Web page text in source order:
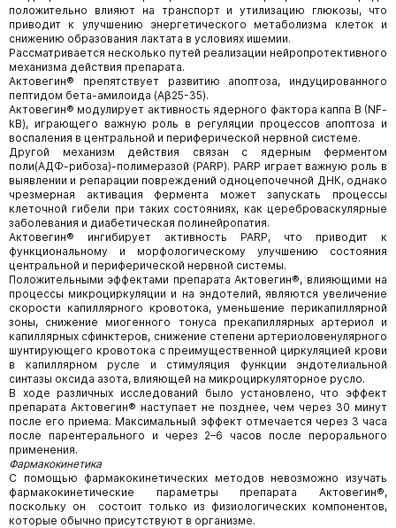
положительно влияют на транспорт и утилизацию глюкозы, что
приводит к улучшению энергетического метаболизма клеток и
снижению образования лактата в условиях ишемии.
Рассматривается несколько путей реализации нейропротективного
механизма действия препарата.
Актовегин® препятствует развитию апоптоза, индуцированного
пептидом бета-амилоида (Aβ25-35).
Актовегин® модулирует активность ядерного фактора каппа В (NF-
kB), играющего важную роль в регуляции процессов апоптоза и
воспаления в центральной и периферической нервной системе.
Другой механизм действия связан с ядерным ферментом
поли(АДФ-рибоза)-полимеразой (PARP). PARP играет важную роль в
выявлении и репарации повреждений одноцепочечной ДНК, однако
чрезмерная активация фермента может запускать процессы
клеточной гибели при таких состояниях, как цереброваскулярные
заболевания и диабетическая полинейропатия.
Актовегин® ингибирует активность PARP, что приводит к
функциональному и морфологическому улучшению состояния
центральной и периферической нервной системы.
Положительными эффектами препарата Актовегин®, влияющими на
процессы микроциркуляции и на эндотелий, являются увеличение
скорости капиллярного кровотока, уменьшение перикапиллярной
зоны, снижение миогенного тонуса прекапиллярных артериол и
капиллярных сфинктеров, снижение степени артериоловенулярного
шунтирующего кровотока с преимущественной циркуляцией крови
в капиллярном русле и стимуляция функции эндотелиальной
синтазы оксида азота, влияющей на микроциркуляторное русло.
В ходе различных исследований было установлено, что эффект
препарата Актовегин® наступает не позднее, чем через 30 минут
после его приема. Максимальный эффект отмечается через 3 часа
после парентерального и через 2–6 часов после перорального
применения.
Фармакокинетика
С помощью фармакокинетических методов невозможно изучать
фармакокинетические параметры препарата Актовегин®,
поскольку он состоит только из физиологических компонентов,
которые обычно присутствуют в организме.